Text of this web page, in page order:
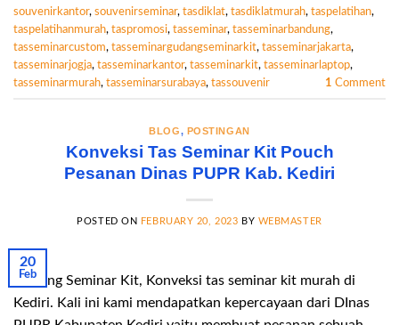
souvenirkantor, souvenirseminar, tasdiklat, tasdiklatmurah, taspelatihan,
taspelatihanmurah, taspromosi, tasseminar, tasseminarbandung,
tasseminarcustom, tasseminargudangseminarkit, tasseminarjakarta,
tasseminarjogja, tasseminarkantor, tasseminarkit, tasseminarlaptop,
tasseminarmurah, tasseminarsurabaya, tassouvenir 1 Comment
BLOG, POSTINGAN
Konveksi Tas Seminar Kit Pouch
Pesanan Dinas PUPR Kab. Kediri
POSTED ON FEBRUARY 20, 2023 BY WEBMASTER
20
Feb
Gudang Seminar Kit, Konveksi tas seminar kit murah di
Kediri. Kali ini kami mendapatkan kepercayaan dari DInas